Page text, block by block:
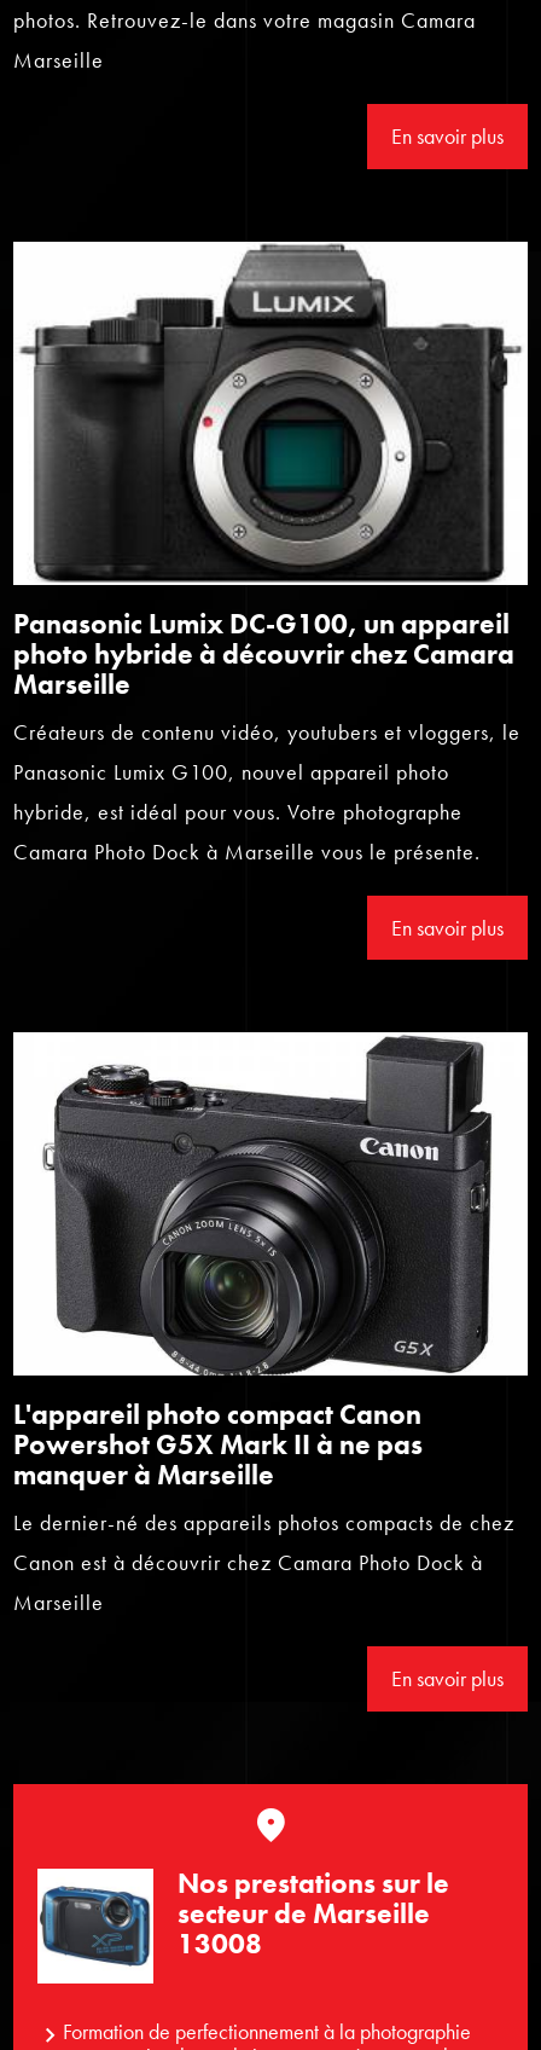
photos. Retrouvez-le dans votre magasin Camara
Marseille
En savoir plus
Panasonic Lumix DC-G100, un appareil
photo hybride à découvrir chez Camara
Marseille
Créateurs de contenu vidéo, youtubers et vloggers, le
Panasonic Lumix G100, nouvel appareil photo
hybride, est idéal pour vous. Votre photographe
Camara Photo Dock à Marseille vous le présente.
En savoir plus
L'appareil photo compact Canon
Powershot G5X Mark II à ne pas
manquer à Marseille
Le dernier-né des appareils photos compacts de chez
Canon est à découvrir chez Camara Photo Dock à
Marseille
En savoir plus
Nos prestations sur le
secteur de Marseille
13008
Formation de perfectionnement à la photographie